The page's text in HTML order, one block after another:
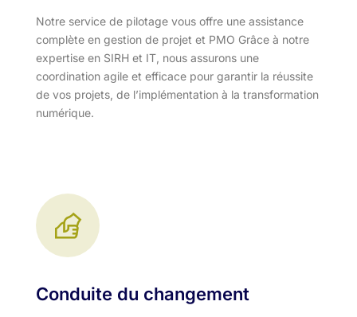
Notre service de pilotage vous offre une assistance
complète en gestion de projet et PMO Grâce à notre
expertise en SIRH et IT, nous assurons une
coordination agile et efficace pour garantir la réussite
de vos projets, de l’implémentation à la transformation
numérique.
Conduite du changement